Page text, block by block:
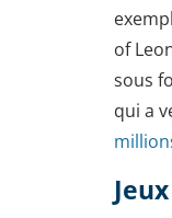
of
sous
qui a